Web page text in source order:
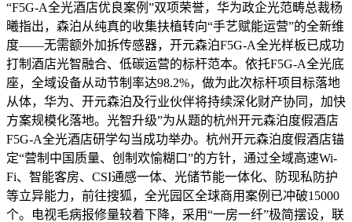
“F5G-A全光酒店优良案例”双项荣誉，华为政企光范畴总裁杨
曦指出，森泊从纯真的收集扶植转向“手艺赋能运营”的全新维
度——无需额外加拆传感器，开元森泊F5G-A全光样板已成功
打制酒店光智融合、低碳运营的标杆范本。依托F5G-A全光底
座，全域设备从动节制率达98.2%，做为此次标杆项目标落地
从体，华为、开元森泊及行业伙伴将持续深化财产协同，加快
方案规模化落地。光智升级”为从题的杭州开元森泊度假酒店
F5G-A全光酒店研学勾当成功举办。杭州开元森泊度假酒店锚
定“营制中国质量、创制欢愉糊口”的方针，通过全域高速Wi-
Fi、智能客房、CSI通感一体、光储节能一体化、防现私防护
等立异能力，前往搜狐，全光园区全球商用案例已冲破15000
个。电视毛病报修量较着下降，采用“一房一纤”极简摆设，联